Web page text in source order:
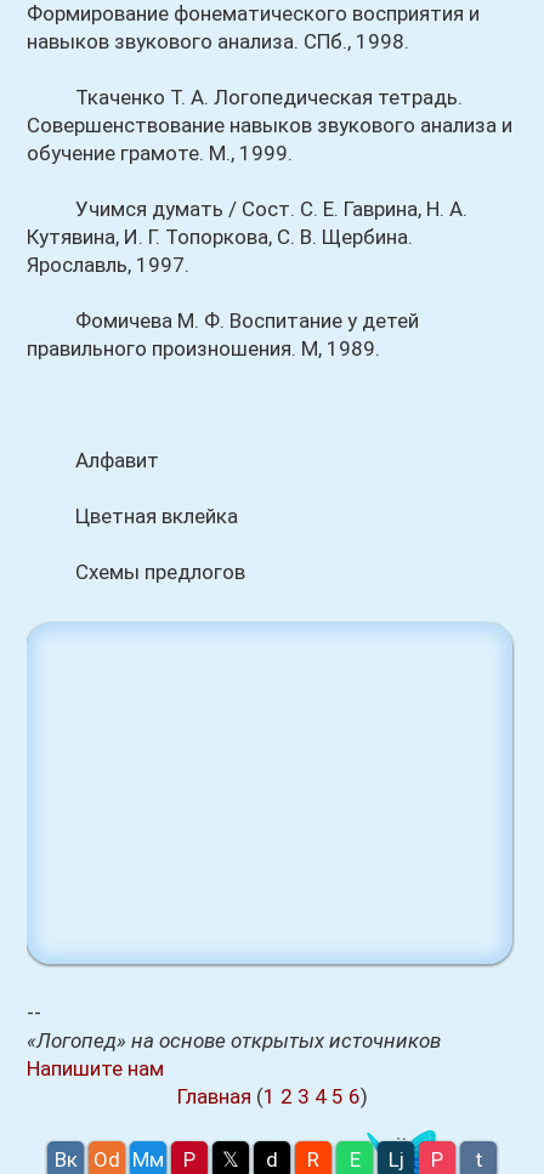
Формирование фонематического восприятия и
навыков звукового анализа. СПб., 1998.
Ткаченко Т. А. Логопедическая тетрадь.
Совершенствование навыков звукового анализа и
обучение грамоте. М., 1999.
Учимся думать / Сост. С. Е. Гаврина, Н. А.
Кутявина, И. Г. Топоркова, С. В. Щербина.
Ярославль, 1997.
Фомичева М. Ф. Воспитание у детей
правильного произношения. М, 1989.
Алфавит
Цветная вклейка
Схемы предлогов
--
«Логопед» на основе открытых источников
Напишите нам
Главная (1 2 3 4 5 6)
Вк Оd Мм P 𝕏 d R E Lj P t